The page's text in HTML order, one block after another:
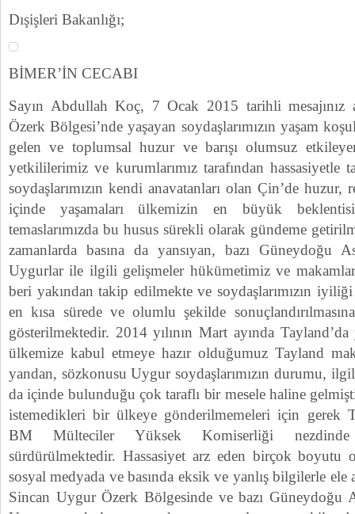
Dışişleri Bakanlığı;
BİMER’İN CECABI
Sayın Abdullah Koç, 7 Ocak 2015 tarihli mesajınız
Özerk Bölgesi’nde yaşayan soydaşlarımızın yaşam
gelen ve toplumsal huzur ve barışı olumsuz
yetkililerimiz ve kurumlarımız tarafından
soydaşlarımızın kendi anavatanları olan Çin’de
içinde yaşamaları ülkemizin en büyük
temaslarımızda bu husus sürekli olarak gündeme
zamanlarda basına da yansıyan, bazı Güneydoğu
Uygurlar ile ilgili gelişmeler hükümetimiz ve
beri yakından takip edilmekte ve soydaşlarımızın
en kısa sürede ve olumlu şekilde
gösterilmektedir. 2014 yılının Mart ayında Tayland’da
ülkemize kabul etmeye hazır olduğumuz Tayland
yandan, sözkonusu Uygur soydaşlarımızın durumu,
da içinde bulunduğu çok taraflı bir mesele haline
istemedikleri bir ülkeye gönderilmemeleri için gerek
BM Mülteciler Yüksek Komiserliği nezdinde
sürdürülmektedir. Hassasiyet arz eden birçok boyutu
sosyal medyada ve basında eksik ve yanlış bilgilerle ele
Sincan Uygur Özerk Bölgesinde ve bazı Güneydoğu